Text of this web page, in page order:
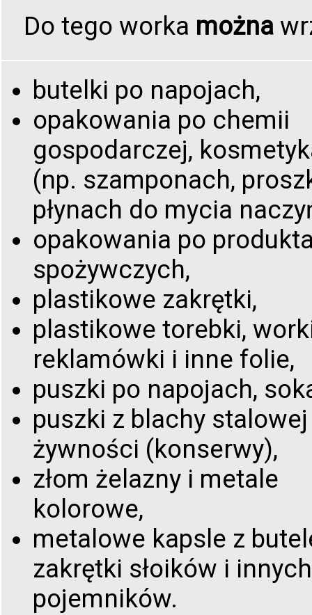
Do tego worka można
butelki po napojach,
opakowania po chemii
gospodarczej,
(np. szamponach,
płynach do mycia
opakowania po
spożywczych,
plastikowe zakrętki,
plastikowe torebki,
reklamówki i inne folie,
puszki po napojach,
puszki z blachy
żywności (konserwy),
złom żelazny i metale
kolorowe,
metalowe kapsle z
zakrętki słoików i innych
pojemników.